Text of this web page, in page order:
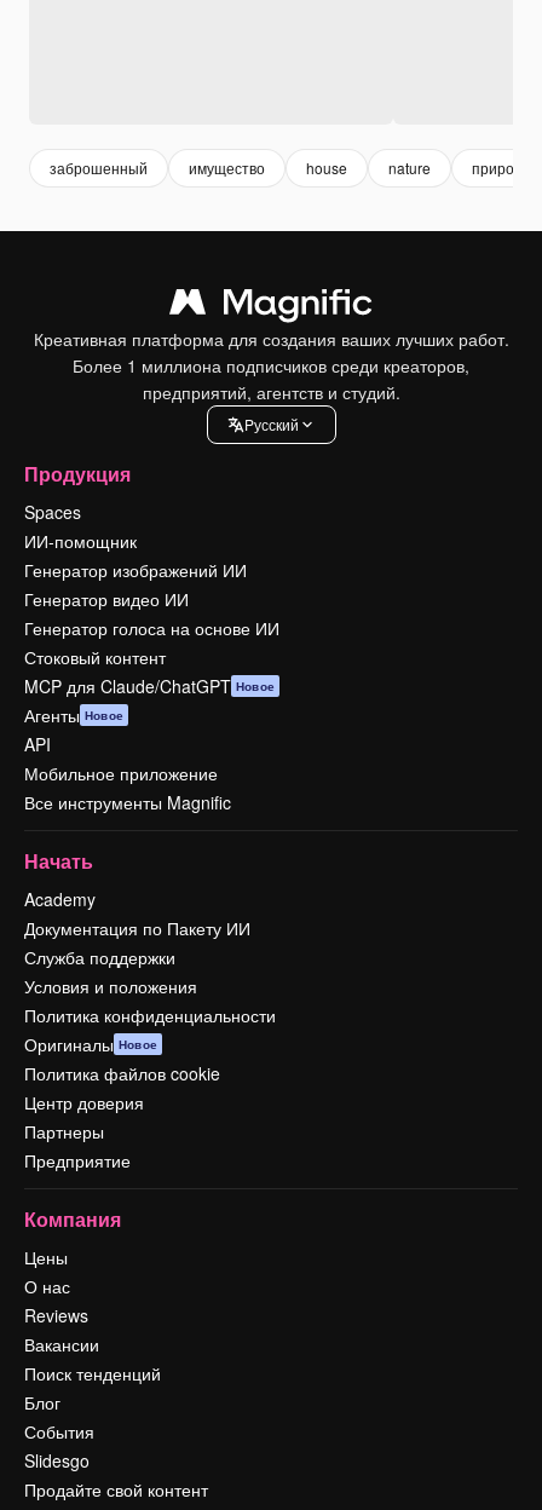
заброшенный имущество house nature природа
Креативная платформа для создания ваших лучших работ.
Более 1 миллиона подписчиков среди креаторов,
предприятий, агентств и студий.
Pусский
Продукция
Spaces
ИИ-помощник
Генератор изображений ИИ
Генератор видео ИИ
Генератор голоса на основе ИИ
Стоковый контент
MCP для Claude/ChatGPT Новое
Агенты Новое
API
Мобильное приложение
Все инструменты Magnific
Начать
Academy
Документация по Пакету ИИ
Служба поддержки
Условия и положения
Политика конфиденциальности
Оригиналы Новое
Политика файлов cookie
Центр доверия
Партнеры
Предприятие
Компания
Цены
О нас
Reviews
Вакансии
Поиск тенденций
Блог
События
Slidesgo
Продайте свой контент